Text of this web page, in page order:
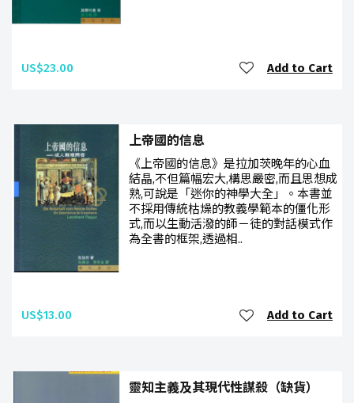
US$23.00 Add to Cart
上帝國的信息
《上帝國的信息》是拉加茨晚年的心血
結晶,不但篇幅宏大,構思嚴密,而且思想成
熟,可說是「迷你的神學大全」。本書並
不採用傳統枯燥的教義學範本的僵化形
式,而以生動活潑的師－徒的對話模式作
為全書的框架,透過相..
US$13.00 Add to Cart
靈知主義及其現代性謀殺（缺貨）